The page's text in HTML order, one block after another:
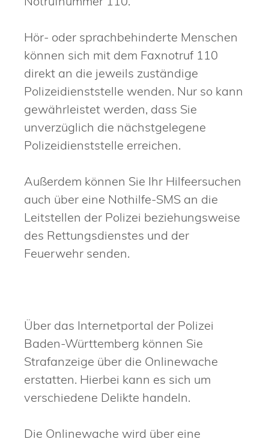
Hör- oder sprachbehinderte Menschen
können sich mit dem Faxnotruf 110
direkt an die jeweils zuständige
Polizeidienststelle wenden. Nur so kann
gewährleistet werden, dass Sie
unverzüglich die nächstgelegene
Polizeidienststelle erreichen.
Außerdem können Sie Ihr Hilfeersuchen
auch über eine Nothilfe-SMS an die
Leitstellen der Polizei beziehungsweise
des Rettungsdienstes und der
Feuerwehr senden.
Über das Internetportal der Polizei
Baden-Württemberg können Sie
Strafanzeige über die Onlinewache
erstatten. Hierbei kann es sich um
verschiedene Delikte handeln.
Die Onlinewache wird über eine